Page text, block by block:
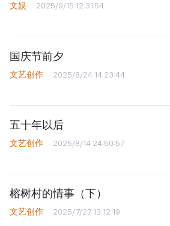
文娱 2025/9/15 12:31:54
国庆节前夕
文艺创作 2025/8/24 14:23:44
五十年以后
文艺创作 2025/8/14 24:50:57
榕树村的情事（下）
文艺创作 2025/7/27 13:12:19